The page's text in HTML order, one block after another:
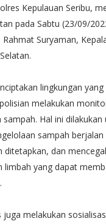
Kepulauan Seribu,
pada Sabtu (23/09/
Suryaman,
lingkungan yang
melakukan
Hal ini
sampah berjalan
ditetapkan, dan
limbah yang dapat
juga melakukan